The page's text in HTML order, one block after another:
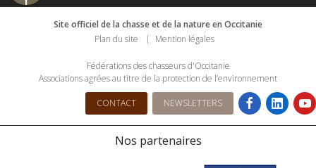
Site officiel de la chasse et de la nature en Occitanie
Plan du site
Mention légales
Fédérations des chasseurs d'Occitanie
Associations agrées au titre de la protection de l’environnement
CONTACT NEWSLETTERS
Nos partenaires